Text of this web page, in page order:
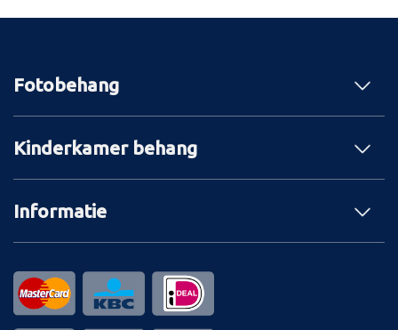
Fotobehang
Kinderkamer behang
Informatie